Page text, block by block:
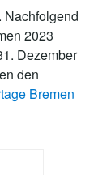
Nachfolgend
2023
Dezember
den
Bremen